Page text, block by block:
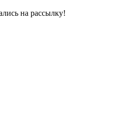
на рассылку!